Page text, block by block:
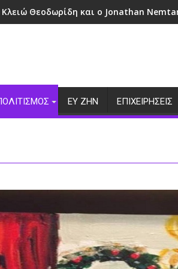
Θεοδωρίδη και ο Jonathan
ΕΥ ΖΗΝ ΕΠΙΧΕΙΡΗΣΕΙΣ